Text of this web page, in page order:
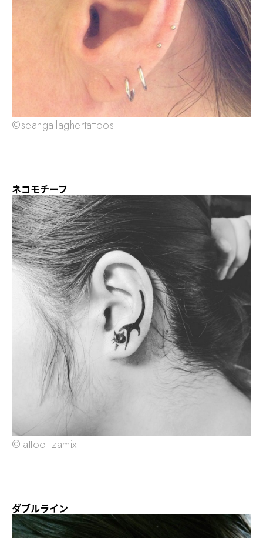
©seangallaghertattoos
ネコモチーフ
©tattoo_zamix
ダブルライン